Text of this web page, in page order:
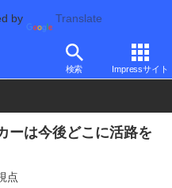
by Translate
検索 Impressサイト
ーは今後どこに活路を
点